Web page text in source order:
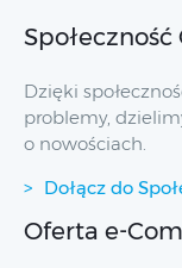
Dzięki
problemy,
o nowościach.
Dołącz do
Oferta e-